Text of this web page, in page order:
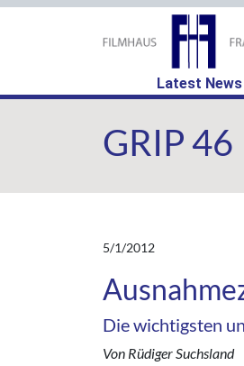
Latest News
GRIP 46
5/1/2012
Die wichtigsten
Von Rüdiger Suchsland